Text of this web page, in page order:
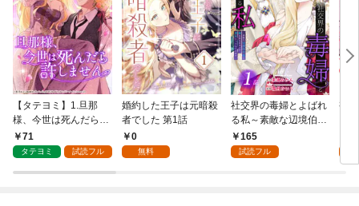
【タテヨミ】1.旦那
様、今世は死んだら許
しません
71
タテヨミ 試読フル
婚約した王子は元暗殺
者でした 第1話
0
無料
社交界の毒婦とよばれ
る私～素敵な辺境伯令
息に腕を折られたの
で、責任とってもらい
165
試読フル
視